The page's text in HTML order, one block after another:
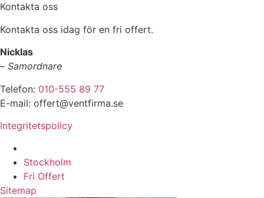
Kontakta oss
Kontakta oss idag för en fri offert.
Nicklas
– Samordnare
Telefon: 010-555 89 77
E-mail: offert@ventfirma.se
Integritetspolicy
Stockholm
Fri Offert
Sitemap